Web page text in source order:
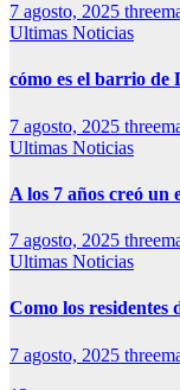
7 agosto, 2025
Ultimas Noticias
cómo es el barrio de
7 agosto, 2025
Ultimas Noticias
A los 7 años creó un
7 agosto, 2025
Ultimas Noticias
Como los residentes
7 agosto, 2025